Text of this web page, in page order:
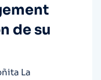
de su
La